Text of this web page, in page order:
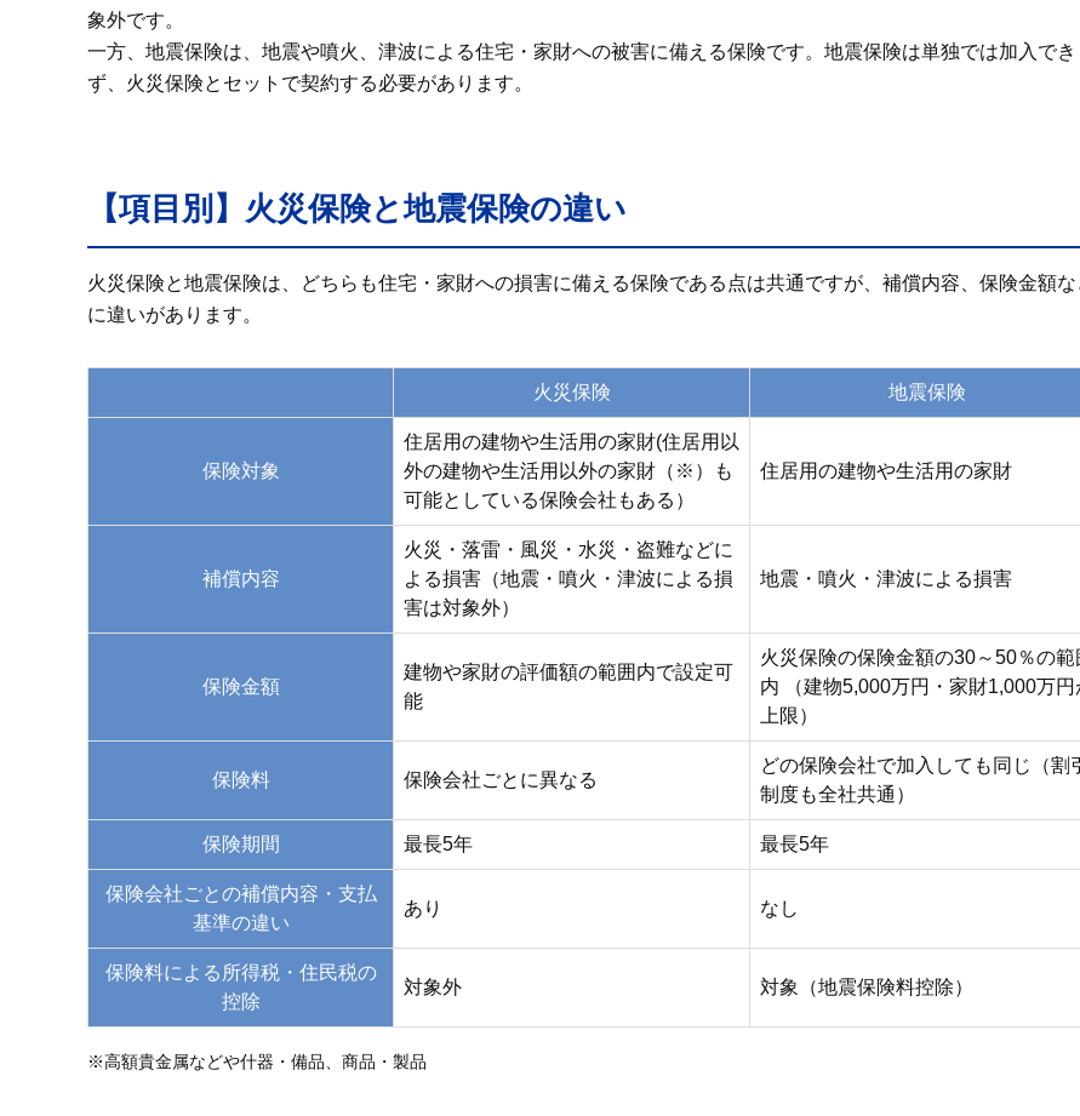
象外です。
一方、地震保険は、地震や噴火、津波による住宅・家財への被害に備える保険です。地震保険は単独では加入でき
ず、火災保険とセットで契約する必要があります。
【項目別】火災保険と地震保険の違い
火災保険と地震保険は、どちらも住宅・家財への損害に備える保険である点は共通ですが、補償内容、保険金額な
に違いがあります。
火災保険 地震保険
保険対象
住居用の建物や生活用の家財(住居用以
外の建物や生活用以外の家財（※）も
可能としている保険会社もある）
住居用の建物や生活用の家財
補償内容
火災・落雷・風災・水災・盗難などに
よる損害（地震・噴火・津波による損
害は対象外）
地震・噴火・津波による損害
保険金額
建物や家財の評価額の範囲内で設定可
能
火災保険の保険金額の30～50％の範
内 （建物5,000万円・家財1,000万円
上限）
保険料 保険会社ごとに異なる
どの保険会社で加入しても同じ（割引
制度も全社共通）
保険期間 最長5年 最長5年
保険会社ごとの補償内容・支払
基準の違い
あり なし
保険料による所得税・住民税の
控除
対象外 対象（地震保険料控除）
※高額貴金属などや什器・備品、商品・製品